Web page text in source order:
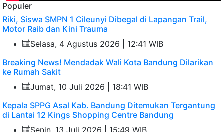
Populer
Riki, Siswa SMPN 1 Cileunyi Dibegal di Lapangan Trail,
Motor Raib dan Kini Trauma
Selasa, 4 Agustus 2026 | 12:41 WIB
Breaking News! Mendadak Wali Kota Bandung Dilarikan
ke Rumah Sakit
Jumat, 10 Juli 2026 | 18:41 WIB
Kepala SPPG Asal Kab. Bandung Ditemukan Tergantung
di Lantai 12 Kings Shopping Centre Bandung
Senin, 13 Juli 2026 | 15:49 WIB